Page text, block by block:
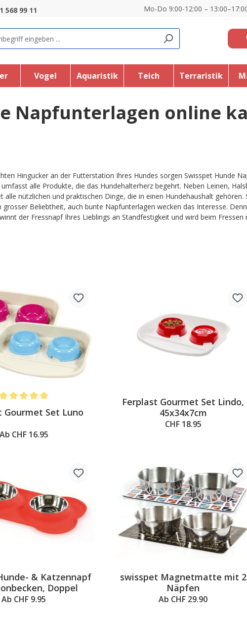
568 99 11 Mo-Do 9:00-12:00 –
Vogel Aquaristik Teich Terraristik
Napfunterlagen online
Hingucker an der Futterstation Ihres Hundes sorgen Swisspet Hunde
alle Produkte, die das Hundehalterherz begehrt. Neben Leinen,
alle nützlichen und praktischen Dinge, die in einen Hundehaushalt
grosser Beliebtheit, auch bunte Napfunterlagen wecken das Interesse.
der Fressnapf Ihres Lieblings an Standfestigkeit und wird beim Fressen
Gourmet Set Luno
Ab CHF 16.95
Ferplast Gourmet Set Lindo,
45x34x7cm
CHF 18.95
& Katzennapf
Doppel
Ab CHF 9.95
swisspet Magnetmatte mit 2
Näpfen
Ab CHF 29.90